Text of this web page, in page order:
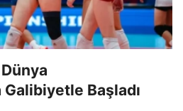
Galibiyetle Başladı